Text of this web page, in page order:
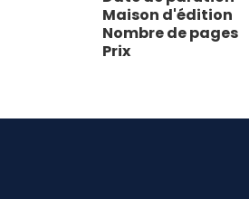
Maison d'édition
Nombre de pages
Prix